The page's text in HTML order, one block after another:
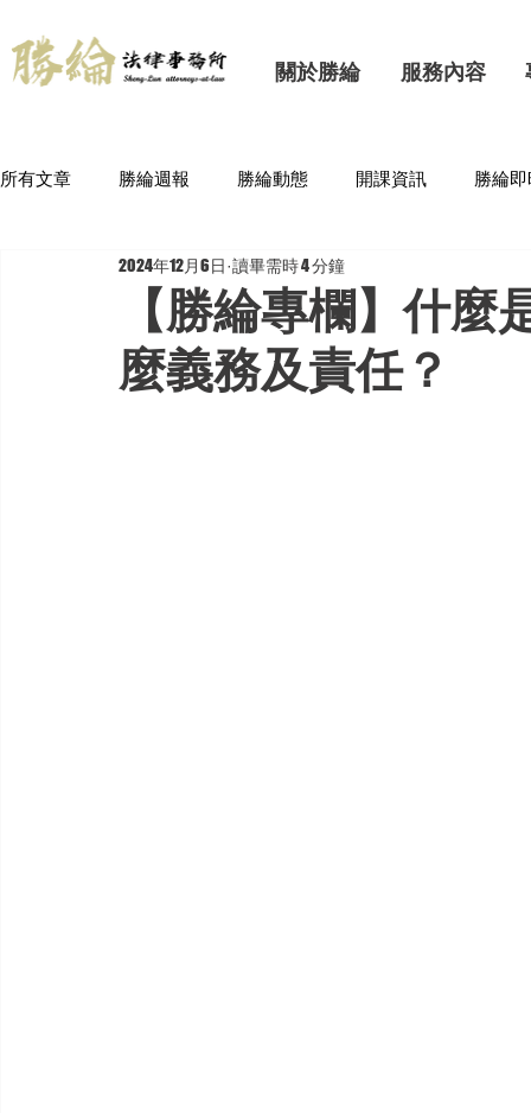
關於勝綸 服務內容
所有文章 勝綸週報 勝綸動態 開課資訊 勝綸
【勝綸專欄】什
麼義務及責任？
2024年12月6日 讀畢需時 4 分鐘